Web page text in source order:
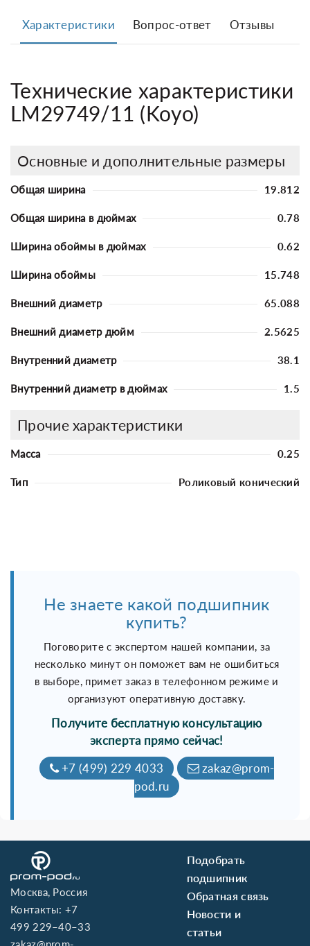
Характеристики Вопрос-ответ Отзывы
Технические характеристики
LM29749/11 (Koyo)
Основные и дополнительные размеры
Общая ширина 19.812
Общая ширина в дюймах 0.78
Ширина обоймы в дюймах 0.62
Ширина обоймы 15.748
Внешний диаметр 65.088
Внешний диаметр дюйм 2.5625
Внутренний диаметр 38.1
Внутренний диаметр в дюймах 1.5
Прочие характеристики
Масса 0.25
Тип Роликовый конический
Не знаете какой подшипник
купить?
Поговорите с экспертом нашей компании, за
несколько минут он поможет вам не ошибиться
в выборе, примет заказ в телефонном режиме и
организуют оперативную доставку.
Получите бесплатную консультацию
эксперта прямо сейчас!
+7 (499) 229 4033
zakaz@prom-
pod.ru
Москва, Россия
Контакты:+7
499 229–40–33
Подобрать
подшипник
Обратная связь
Новости и
статьи